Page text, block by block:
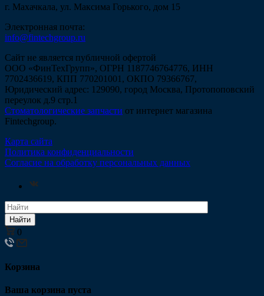
г. Махачкала, ул. Максима Горького, дом 15
Электронная почта:
info@fintechgroup.ru
Сайт не является публичной офертой
ООО «ФинТехГрупп», ОГРН 1187746764776, ИНН
7702436619, КПП 770201001, ОКПО 79366767,
Юридический адрес: 129090, город Москва, Протопоповский
переулок д.9 стр.1
Стоматологические запчасти от интернет магазина
Fintechgroup.
Карта сайта
Политика конфиденциальности
Согласие на обработку персональных данных
Найти
0
Корзина
Ваша корзина пуста